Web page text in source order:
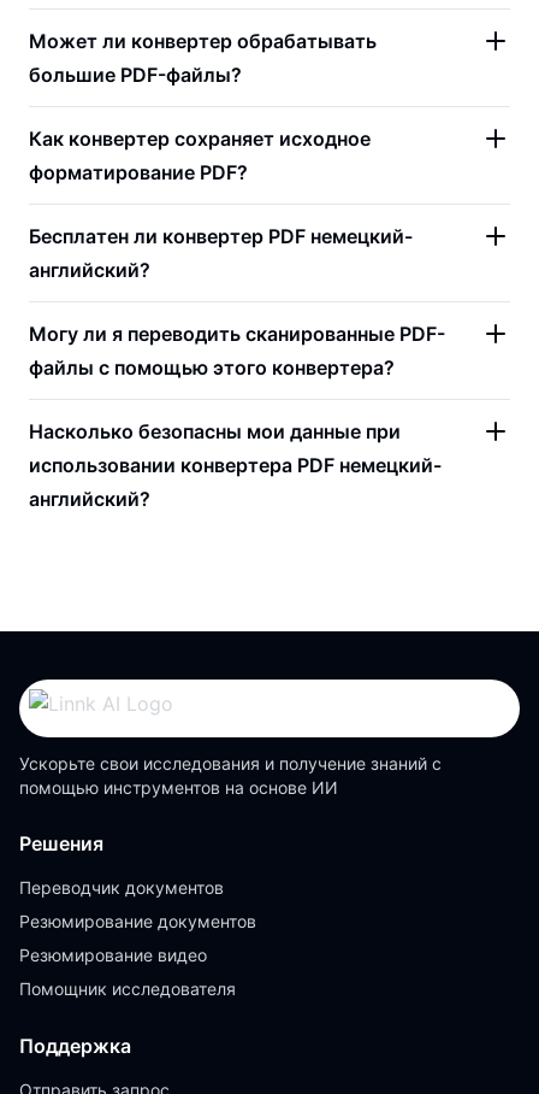
Может ли конвертер обрабатывать
большие PDF-файлы?
Как конвертер сохраняет исходное
форматирование PDF?
Бесплатен ли конвертер PDF немецкий-
английский?
Могу ли я переводить сканированные PDF-
файлы с помощью этого конвертера?
Насколько безопасны мои данные при
использовании конвертера PDF немецкий-
английский?
Ускорьте свои исследования и получение знаний с
помощью инструментов на основе ИИ
Решения
Переводчик документов
Резюмирование документов
Резюмирование видео
Помощник исследователя
Поддержка
Отправить запрос